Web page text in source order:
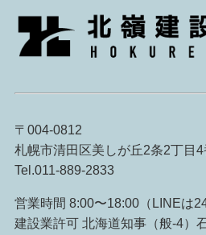
〒004-0812
札幌市清田区美しが丘2条2丁目
Tel.011-889-2833
営業時間 8:00〜18:00（LINEは
建設業許可 北海道知事（般-4）